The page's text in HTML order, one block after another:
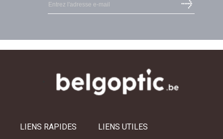
LIENS RAPIDES LIENS UTILES